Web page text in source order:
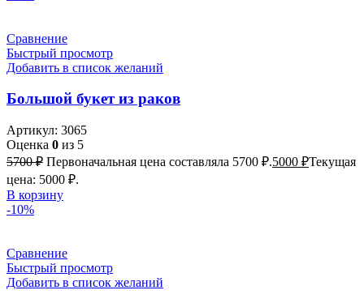
Сравнение
Быстрый просмотр
Добавить в список желаний
Большой букет из раков
Артикул: 3065
Оценка 0 из 5
5700₽ Первоначальная цена составляла 5700 ₽.5000 ₽Текущая
цена: 5000 ₽.
В корзину
-10%
Сравнение
Быстрый просмотр
Добавить в список желаний